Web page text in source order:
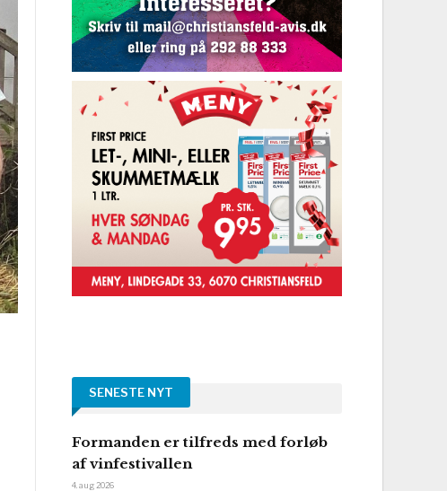
SENESTE NYT
Formanden er tilfreds med forløb
af vinfestivallen
4. aug 2026